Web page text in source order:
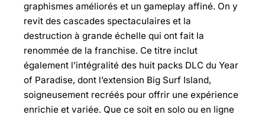
graphismes améliorés et un gameplay affiné. On y
revit des cascades spectaculaires et la
destruction à grande échelle qui ont fait la
renommée de la franchise. Ce titre inclut
également l’intégralité des huit packs DLC du Year
of Paradise, dont l’extension Big Surf Island,
soigneusement recréés pour offrir une expérience
enrichie et variée. Que ce soit en solo ou en ligne